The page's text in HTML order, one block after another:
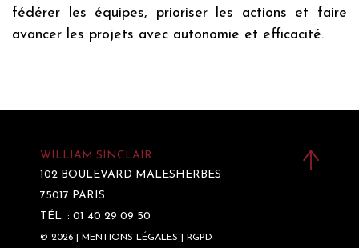
fédérer les équipes, prioriser les actions et faire
avancer les projets avec autonomie et efficacité.
WILLIAM SINCLAIR
102 BOULEVARD MALESHERBES
75017 PARIS
TÉL. : 01 40 29 09 50
© 2026 | MENTIONS LÉGALES RGPD